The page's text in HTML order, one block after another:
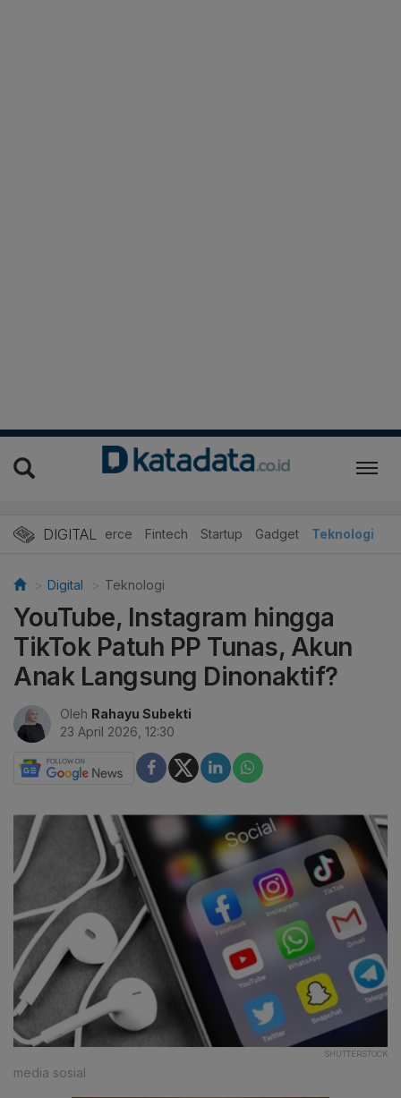
DIGITAL
E-Commerce Fintech Startup Gadget Teknologi
Digital Teknologi
YouTube, Instagram hingga
TikTok Patuh PP Tunas, Akun
Anak Langsung Dinonaktif?
Oleh Rahayu Subekti
23 April 2026, 12:30
SHUTTERSTOCK
media sosial